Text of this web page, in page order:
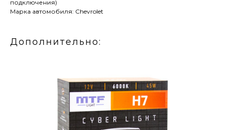
подключения)
Марка автомобиля: Chevrolet
Дополнительно: